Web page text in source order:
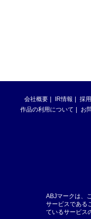
会社概要 IR情報 採
作品の利用について
お
ABJマークは、
サービスである
ているサービス